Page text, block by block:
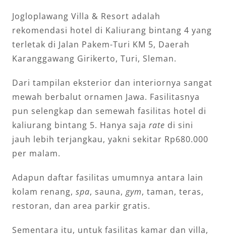
Jogloplawang Villa & Resort adalah
rekomendasi hotel di Kaliurang bintang 4 yang
terletak di Jalan Pakem-Turi KM 5, Daerah
Karanggawang Girikerto, Turi, Sleman.
Dari tampilan eksterior dan interiornya sangat
mewah berbalut ornamen Jawa. Fasilitasnya
pun selengkap dan semewah fasilitas hotel di
kaliurang bintang 5. Hanya saja rate di sini
jauh lebih terjangkau, yakni sekitar Rp680.000
per malam.
Adapun daftar fasilitas umumnya antara lain
kolam renang, spa, sauna, gym, taman, teras,
restoran, dan area parkir gratis.
Sementara itu, untuk fasilitas kamar dan villa,